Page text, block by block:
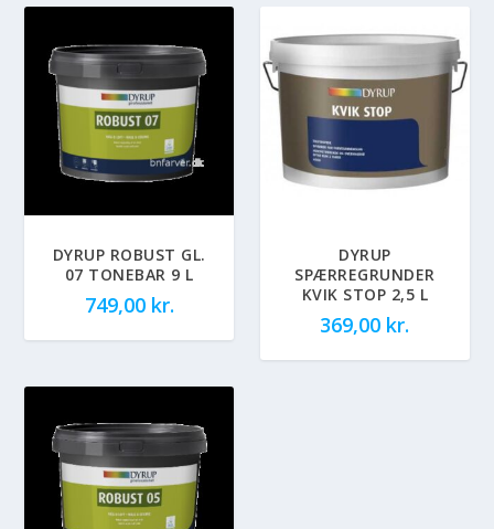
DYRUP ROBUST GL.
07 TONEBAR 9 L
749,00 kr.
DYRUP
SPÆRREGRUNDER
KVIK STOP 2,5 L
369,00 kr.